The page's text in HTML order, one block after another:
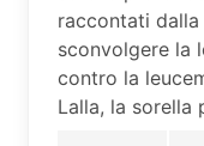
raccontati
sconvolgere la
contro la
Lalla, la sorella